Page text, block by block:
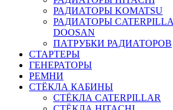
РАДИАТОРЫ KOMATSU
РАДИАТОРЫ
DOOSAN
ПАТРУБКИ РАДИАТОРОВ
СТАРТЕРЫ
ГЕНЕРАТОРЫ
РЕМНИ
СТЁКЛА КАБИНЫ
СТЁКЛА CATERPILLAR